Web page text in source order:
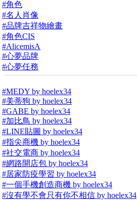
#角色
#名人肖像
#品牌吉祥物繪畫
#角色CIS
#AlicemisA
#心夢品牌
#心夢任務
#MEDY by hoelex34
#美蒂狗 by hoelex34
#GABE by hoelex34
#加比鳥 by hoelex34
#LINE貼圖 by hoelex34
#指尖商機 by hoelex34
#社交電商 by hoelex34
#網路開店包 by hoelex34
#居家防疫學習 by hoelex34
#一個手機創造商機 by hoelex34
#沒有學不會只有你不相信 by hoelex34